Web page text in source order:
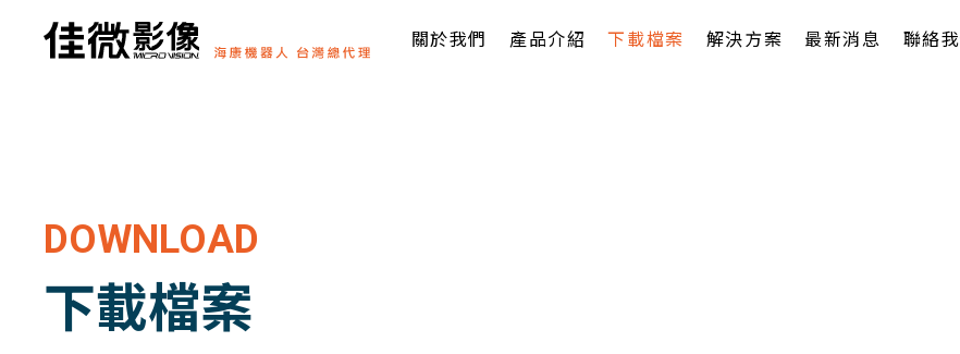
關於我們 產品介紹 下載檔案 解決方案 最新消息 聯絡
DOWNLOAD
下載檔案